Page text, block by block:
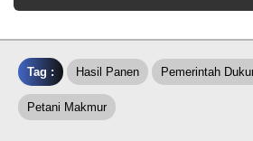
Tag : Hasil Panen Pemerintah
Petani Makmur